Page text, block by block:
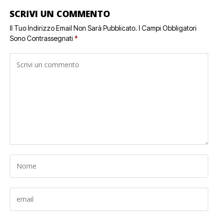
SCRIVI UN COMMENTO
Il Tuo Indirizzo Email Non Sarà Pubblicato. I Campi Obbligatori
Sono Contrassegnati *